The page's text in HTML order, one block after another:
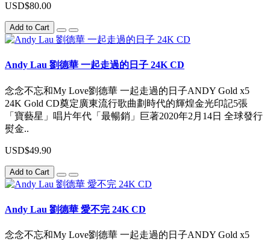
USD$80.00
Add to Cart
Andy Lau 劉德華 一起走過的日子 24K CD
念念不忘和My Love劉德華 一起走過的日子ANDY Gold x5
24K Gold CD奠定廣東流行歌曲劃時代的輝煌金光印記5張
「寶藝星」唱片年代「最暢銷」巨著2020年2月14日 全球發行
熨金..
USD$49.90
Add to Cart
Andy Lau 劉德華 愛不完 24K CD
念念不忘和My Love劉德華 一起走過的日子ANDY Gold x5